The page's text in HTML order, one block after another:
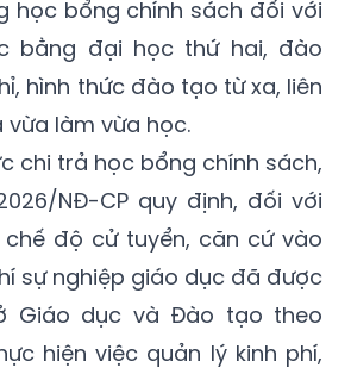
chính sách theo quy định.
định 66/2026/NĐ-CP, sẽ
học bổng chính sách đối với
bằng đại học thứ hai, đào
hình thức đào tạo từ xa, liên
làm vừa học.
chi trả học bổng chính sách,
NĐ-CP quy định, đối với
chế độ cử tuyển, căn cứ vào
sự nghiệp giáo dục đã được